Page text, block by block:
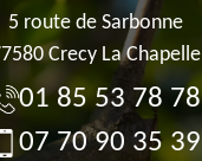
5 route de Sarbonne
Crecy La Chapelle
01 85 53 78 78
07 70 90 35 39